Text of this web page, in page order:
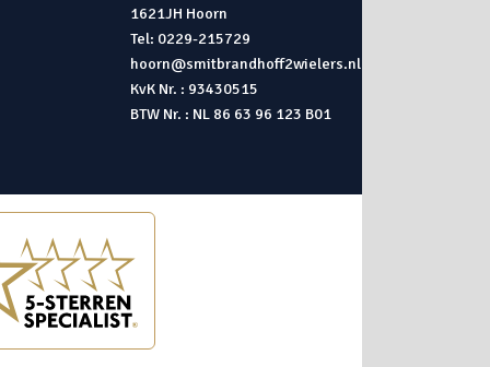
1621JH Hoorn
Tel: 0229-215729
hoorn@smitbrandhoff2wielers.nl
KvK Nr. : 93430515
BTW Nr. : NL 86 63 96 123 B01